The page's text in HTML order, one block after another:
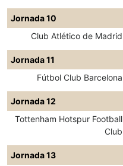
Jornada 10
Club Atlético de Madrid
Jornada 11
Fútbol Club Barcelona
Jornada 12
Tottenham Hotspur Football
Club
Jornada 13